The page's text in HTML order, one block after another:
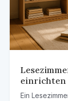
einrichten
Ein